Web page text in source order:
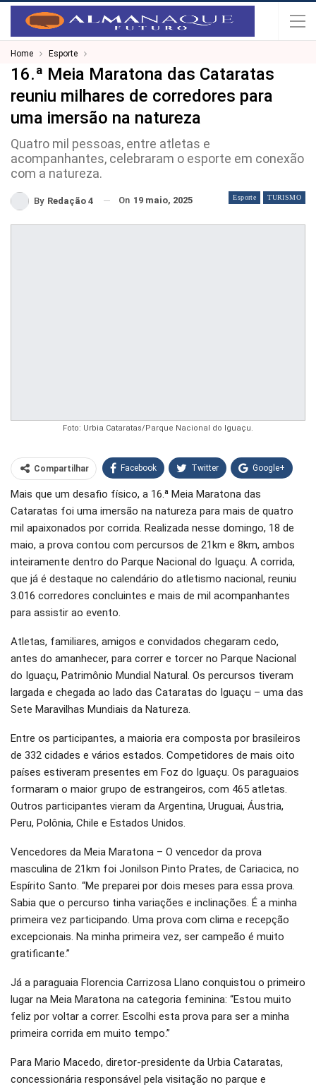
Home Esporte
16.ª Meia Maratona das Cataratas
reuniu milhares de corredores para
uma imersão na natureza
Quatro mil pessoas, entre atletas e
acompanhantes, celebraram o esporte em conexão
com a natureza.
Esporte TURISMO
By Redação 4 On 19 maio, 2025
Foto: Urbia Cataratas/Parque Nacional do Iguaçu.
Compartilhar Facebook Twitter Google+
WhatsApp Pinterest
O email
Mais que um desafio físico, a 16.ª Meia Maratona das
Cataratas foi uma imersão na natureza para mais de quatro
mil apaixonados por corrida. Realizada nesse domingo, 18 de
maio, a prova contou com percursos de 21km e 8km, ambos
inteiramente dentro do Parque Nacional do Iguaçu. A corrida,
que já é destaque no calendário do atletismo nacional, reuniu
3.016 corredores concluintes e mais de mil acompanhantes
para assistir ao evento.
Atletas, familiares, amigos e convidados chegaram cedo,
antes do amanhecer, para correr e torcer no Parque Nacional
do Iguaçu, Patrimônio Mundial Natural. Os percursos tiveram
largada e chegada ao lado das Cataratas do Iguaçu – uma das
Sete Maravilhas Mundiais da Natureza.
Entre os participantes, a maioria era composta por brasileiros
de 332 cidades e vários estados. Competidores de mais oito
países estiveram presentes em Foz do Iguaçu. Os paraguaios
formaram o maior grupo de estrangeiros, com 465 atletas.
Outros participantes vieram da Argentina, Uruguai, Áustria,
Peru, Polônia, Chile e Estados Unidos.
Vencedores da Meia Maratona – O vencedor da prova
masculina de 21km foi Jonilson Pinto Prates, de Cariacica, no
Espírito Santo. “Me preparei por dois meses para essa prova.
Sabia que o percurso tinha variações e inclinações. É a minha
primeira vez participando. Uma prova com clima e recepção
excepcionais. Na minha primeira vez, ser campeão é muito
gratificante.”
Já a paraguaia Florencia Carrizosa Llano conquistou o primeiro
lugar na Meia Maratona na categoria feminina: “Estou muito
feliz por voltar a correr. Escolhi esta prova para ser a minha
primeira corrida em muito tempo.”
Para Mario Macedo, diretor-presidente da Urbia Cataratas,
concessionária responsável pela visitação no parque e